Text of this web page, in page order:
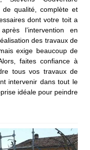
de qualité, complète et
dont votre toit a
l’intervention en
des travaux de
exige beaucoup de
faites confiance à
tous vos travaux de
intervenir dans tout le
idéale pour peindre